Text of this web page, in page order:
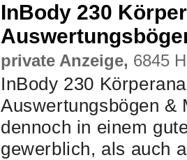
InBody 230
private Anzeige, 6845
InBody 230
Auswertungsbögen &
dennoch in einem
gewerblich, als auch